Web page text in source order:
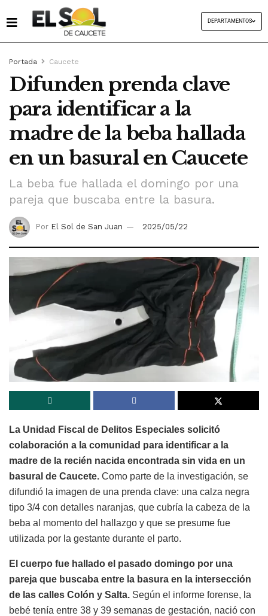
DEPARTAMENTOS
Portada Caucete
Difunden prenda clave
para identificar a la
madre de la beba hallada
en un basural en Caucete
La beba fue hallada el domingo por una
pareja que buscaba entre la basura.
Por El Sol de San Juan 2025/05/22
La Unidad Fiscal de Delitos Especiales solicitó
colaboración a la comunidad para identificar a la
madre de la recién nacida encontrada sin vida en un
basural de Caucete. Como parte de la investigación, se
difundió la imagen de una prenda clave: una calza negra
tipo 3/4 con detalles naranjas, que cubría la cabeza de la
beba al momento del hallazgo y que se presume fue
utilizada por la gestante durante el parto.
El cuerpo fue hallado el pasado domingo por una
pareja que buscaba entre la basura en la intersección
de las calles Colón y Salta. Según el informe forense, la
bebé tenía entre 38 y 39 semanas de gestación, nació con